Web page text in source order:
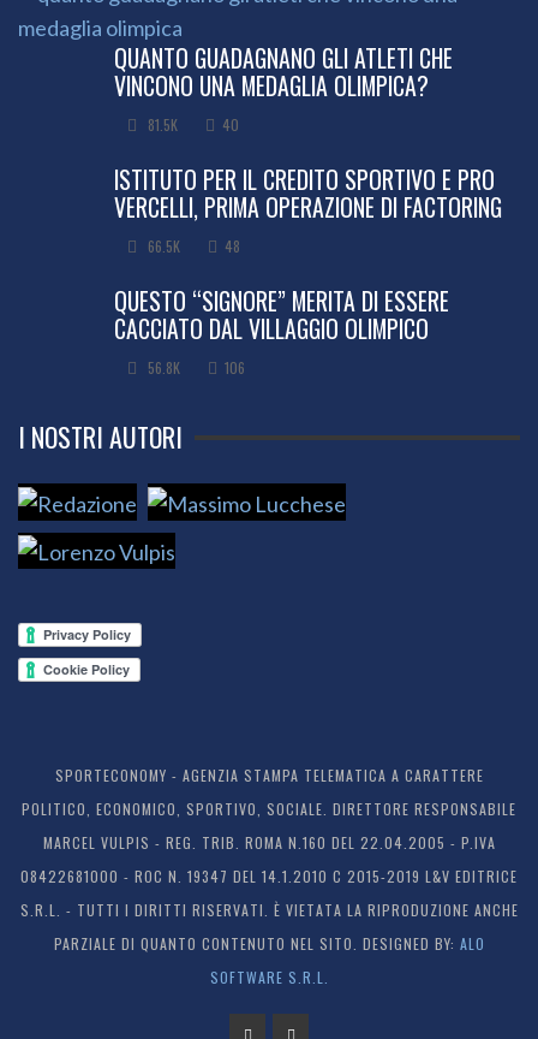
QUANTO GUADAGNANO GLI ATLETI CHE
VINCONO UNA MEDAGLIA OLIMPICA?
81.5K 40
ISTITUTO PER IL CREDITO SPORTIVO E PRO
VERCELLI, PRIMA OPERAZIONE DI FACTORING
66.5K 48
QUESTO “SIGNORE” MERITA DI ESSERE
CACCIATO DAL VILLAGGIO OLIMPICO
56.8K 106
I NOSTRI AUTORI
SPORTECONOMY - AGENZIA STAMPA TELEMATICA A CARATTERE
POLITICO, ECONOMICO, SPORTIVO, SOCIALE. DIRETTORE RESPONSABILE
MARCEL VULPIS - REG. TRIB. ROMA N.160 DEL 22.04.2005 - P.IVA
08422681000 - ROC N. 19347 DEL 14.1.2010 C 2015-2019 L&V EDITRICE
S.R.L. - TUTTI I DIRITTI RISERVATI. È VIETATA LA RIPRODUZIONE ANCHE
PARZIALE DI QUANTO CONTENUTO NEL SITO. DESIGNED BY: ALO
SOFTWARE S.R.L.